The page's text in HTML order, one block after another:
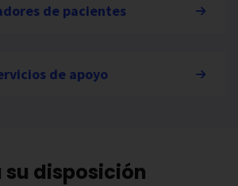
de pacientes
de apoyo
su disposición